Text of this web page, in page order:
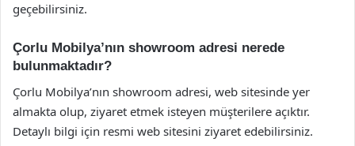
geçebilirsiniz.
Çorlu Mobilya’nın showroom adresi nerede
bulunmaktadır?
Çorlu Mobilya’nın showroom adresi, web sitesinde yer
almakta olup, ziyaret etmek isteyen müşterilere açıktır.
Detaylı bilgi için resmi web sitesini ziyaret edebilirsiniz.